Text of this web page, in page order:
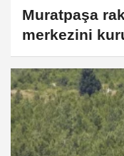
Muratpaşa
merkezini